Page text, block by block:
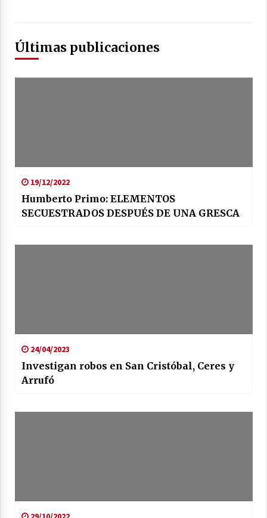
Últimas publicaciones
19/12/2022
Humberto Primo: ELEMENTOS
SECUESTRADOS DESPUÉS DE UNA GRESCA
24/04/2023
Investigan robos en San Cristóbal, Ceres y
Arrufó